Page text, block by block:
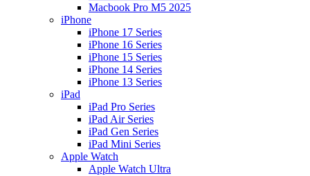
Macbook Pro M5 2025
iPhone
iPhone 17 Series
iPhone 16 Series
iPhone 15 Series
iPhone 14 Series
iPhone 13 Series
iPad
iPad Pro Series
iPad Air Series
iPad Gen Series
iPad Mini Series
Apple Watch
Apple Watch Ultra